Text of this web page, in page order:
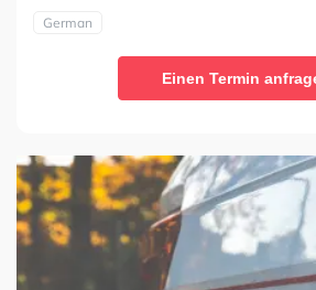
German
Einen Termin